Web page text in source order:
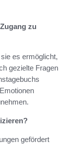
zu
es ermöglicht,
gezielte Fragen
gefördert